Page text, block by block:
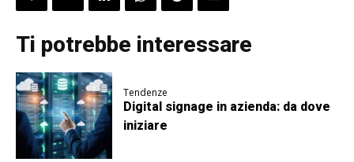
Ti potrebbe interessare
Tendenze
Digital signage in azienda: da dove
iniziare